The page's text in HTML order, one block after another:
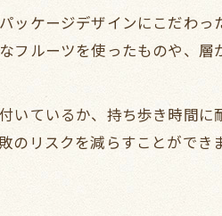
ッケージデザインにこだわっ
フルーツを使ったものや、層
いているか、持ち歩き時間に
リスクを減らすことができま